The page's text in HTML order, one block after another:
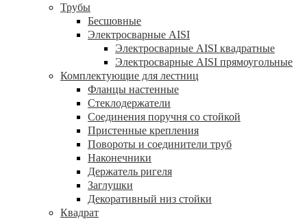
Трубы
Бесшовные
Электросварные AISI
Электросварные AISI квадратные
Электросварные AISI прямоугольные
Комплектующие для лестниц
Фланцы настенные
Стеклодержатели
Соединения поручня со стойкой
Пристенные крепления
Повороты и соединители труб
Наконечники
Держатель ригеля
Заглушки
Декоративный низ стойки
Квадрат